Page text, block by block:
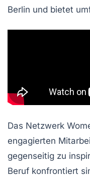
Berlin und bietet
Das Netzwerk
engagierten
gegenseitig zu
Beruf konfrontiert